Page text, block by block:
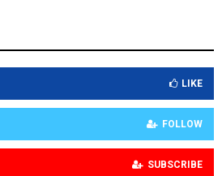
LIKE
FOLLOW
SUBSCRIBE